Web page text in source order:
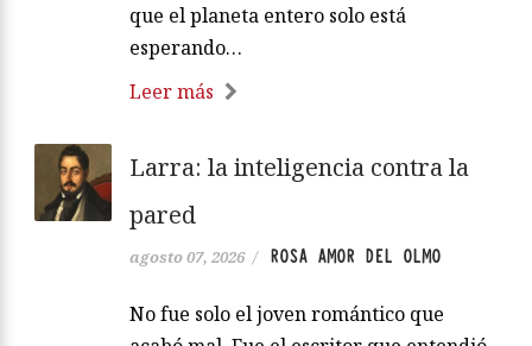
que el planeta entero solo está
esperando…
Leer más
Larra: la inteligencia contra la
pared
agosto 07, 2026 / ROSA AMOR DEL OLMO
No fue solo el joven romántico que